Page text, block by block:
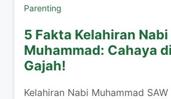
Parenting
5 Fakta Kelahiran Nabi
Muhammad: Cahaya
Gajah!
​Kelahiran Nabi Muhammad